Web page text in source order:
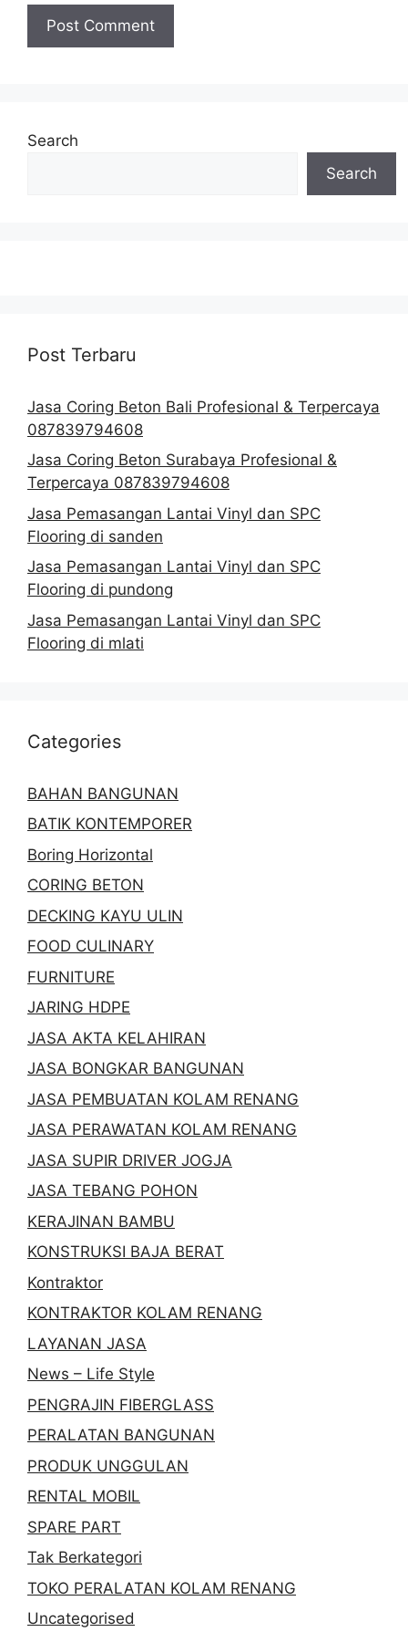
Search
Search
Post Terbaru
Jasa Coring Beton Bali Profesional & Terpercaya
087839794608
Jasa Coring Beton Surabaya Profesional &
Terpercaya 087839794608
Jasa Pemasangan Lantai Vinyl dan SPC
Flooring di sanden
Jasa Pemasangan Lantai Vinyl dan SPC
Flooring di pundong
Jasa Pemasangan Lantai Vinyl dan SPC
Flooring di mlati
Categories
BAHAN BANGUNAN
BATIK KONTEMPORER
Boring Horizontal
CORING BETON
DECKING KAYU ULIN
FOOD CULINARY
FURNITURE
JARING HDPE
JASA AKTA KELAHIRAN
JASA BONGKAR BANGUNAN
JASA PEMBUATAN KOLAM RENANG
JASA PERAWATAN KOLAM RENANG
JASA SUPIR DRIVER JOGJA
JASA TEBANG POHON
KERAJINAN BAMBU
KONSTRUKSI BAJA BERAT
Kontraktor
KONTRAKTOR KOLAM RENANG
LAYANAN JASA
News – Life Style
PENGRAJIN FIBERGLASS
PERALATAN BANGUNAN
PRODUK UNGGULAN
RENTAL MOBIL
SPARE PART
Tak Berkategori
TOKO PERALATAN KOLAM RENANG
Uncategorised